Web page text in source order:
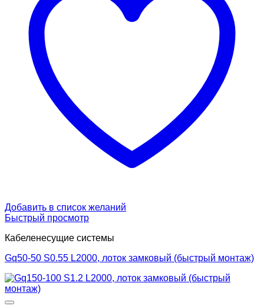
Добавить в список желаний
Быстрый просмотр
Кабеленесущие системы
Gq50-50 S0.55 L2000, лоток замковый (быстрый монтаж)